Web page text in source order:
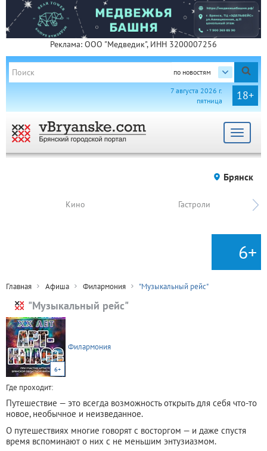
Реклама: ООО "Медведик", ИНН 3200007256
по новостям
18+
7 августа 2026 г.
пятница
Toggle
Брянск
Кино Гастроли
6+
Главная Афиша Филармония "Музыкальный рейс"
"Музыкальный рейс"
6+
Филармония
Где проходит:
Путешествие — это всегда возможность открыть для себя что-то
новое, необычное и неизведанное.
О путешествиях многие говорят с восторгом — и даже спустя
время вспоминают о них с не меньшим энтузиазмом.